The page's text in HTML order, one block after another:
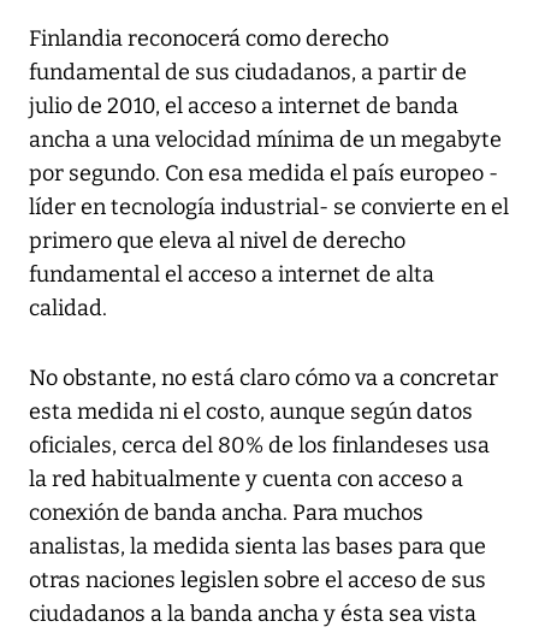
Finlandia reconocerá como derecho
fundamental de sus ciudadanos, a partir de
julio de 2010, el acceso a internet de banda
ancha a una velocidad mínima de un megabyte
por segundo. Con esa medida el país europeo -
líder en tecnología industrial- se convierte en el
primero que eleva al nivel de derecho
fundamental el acceso a internet de alta
calidad.
No obstante, no está claro cómo va a concretar
esta medida ni el costo, aunque según datos
oficiales, cerca del 80% de los finlandeses usa
la red habitualmente y cuenta con acceso a
conexión de banda ancha. Para muchos
analistas, la medida sienta las bases para que
otras naciones legislen sobre el acceso de sus
ciudadanos a la banda ancha y ésta sea vista